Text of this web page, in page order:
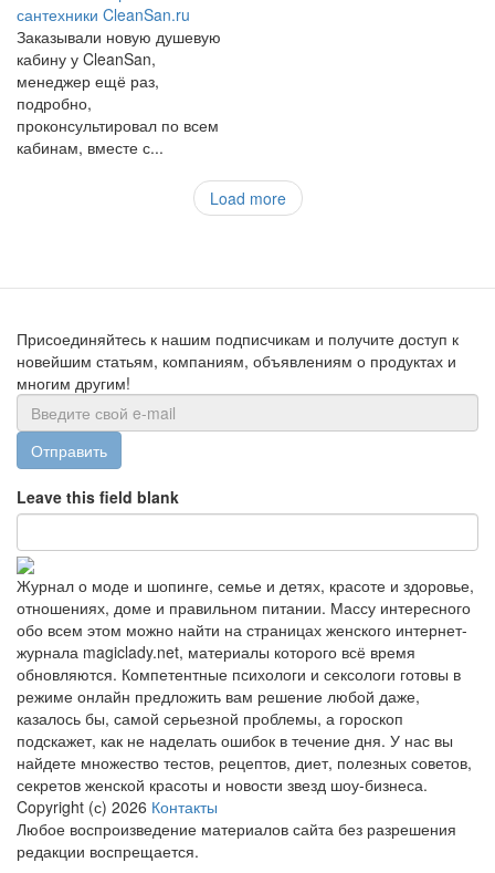
сантехники CleanSan.ru
Заказывали новую душевую
кабину у CleanSan,
менеджер ещё раз,
подробно,
проконсультировал по всем
кабинам, вместе с...
Load more
Присоединяйтесь к нашим подписчикам и получите доступ к
новейшим статьям, компаниям, объявлениям о продуктах и
многим другим!
Отправить
Leave this field blank
Журнал о моде и шопинге, семье и детях, красоте и здоровье,
отношениях, доме и правильном питании. Массу интересного
обо всем этом можно найти на страницах женского интернет-
журнала magiclady.net, материалы которого всё время
обновляются. Компетентные психологи и сексологи готовы в
режиме онлайн предложить вам решение любой даже,
казалось бы, самой серьезной проблемы, а гороскоп
подскажет, как не наделать ошибок в течение дня. У нас вы
найдете множество тестов, рецептов, диет, полезных советов,
секретов женской красоты и новости звезд шоу-бизнеса.
Copyright (с) 2026 Контакты
Любое воспроизведение материалов сайта без разрешения
редакции воспрещается.